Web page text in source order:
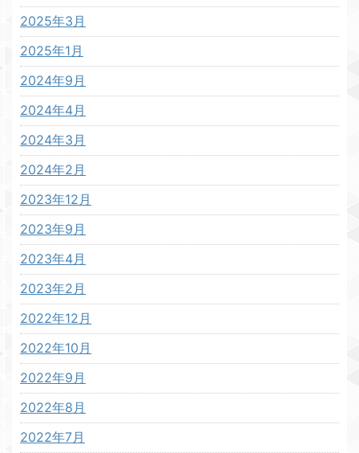
2025年3月
2025年1月
2024年9月
2024年4月
2024年3月
2024年2月
2023年12月
2023年9月
2023年4月
2023年2月
2022年12月
2022年10月
2022年9月
2022年8月
2022年7月